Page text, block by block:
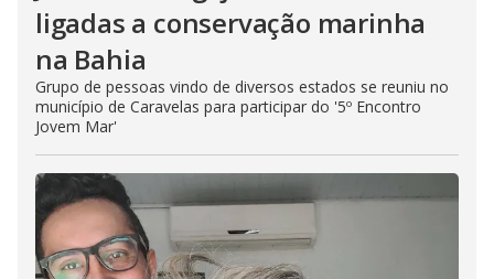
ligadas a conservação marinha
na Bahia
Grupo de pessoas vindo de diversos estados se reuniu no
município de Caravelas para participar do '5º Encontro
Jovem Mar'